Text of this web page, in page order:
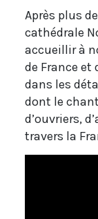
Après plus
cathédrale
accueillir à
de France et
dans les
dont le
d’ouvriers,
travers la